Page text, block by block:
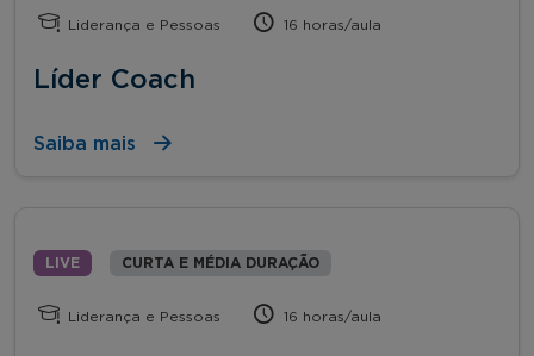
Liderança e Pessoas 16 horas/aula
Líder Coach
Saiba mais
LIVE CURTA E MÉDIA DURAÇÃO
Liderança e Pessoas 16 horas/aula